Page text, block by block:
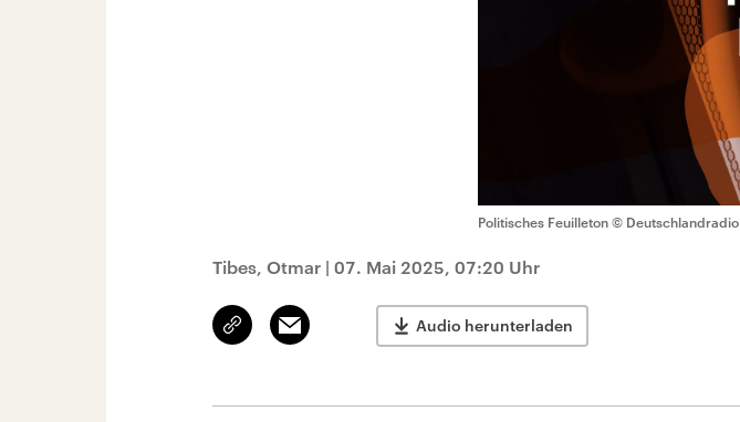
Politisches Feuilleton © Deutschlandradio
Tibes, Otmar | 07. Mai 2025, 07:20 Uhr
Link
kopieren/teilen
Email Audio herunterladen